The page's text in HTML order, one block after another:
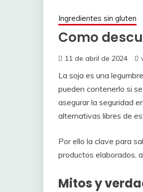
Ingredientes sin gluten
Como
11 de abril de 2024
La soja es una
pueden contenerlo si
asegurar la seguridad
alternativas libres de
Por ello la clave para
productos elaborados,
Mitos y